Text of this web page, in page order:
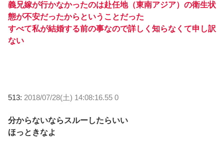
義兄嫁が行かなかったのは赴任地（東南アジア）の衛生状
態が不安だったからということだった
すべて私が結婚する前の事なので詳しく知らなくて申し訳
ない
513: 2018/07/28(土) 14:08:16.55 0
分からないならスルーしたらいい
ほっときなよ